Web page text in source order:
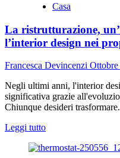
Le
a
rullo:
una
rivoluzione
nell’arredamento
moderno
Casa
La ristrutturazione,
l’interior design nei
Francesca Devincenzi
Negli ultimi anni, l'interior
significativa grazie
Chiunque desideri
Leggi tuttoLeggi
più